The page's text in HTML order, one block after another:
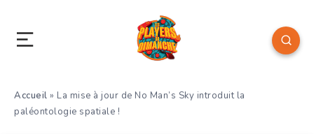
Accueil » La mise à jour de No Man’s Sky introduit la
paléontologie spatiale !